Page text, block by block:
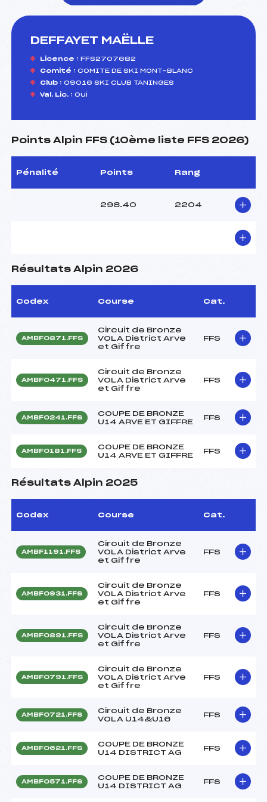
DEFFAYET MAËLLE
Licence : FFS2707682
Comité : COMITE DE SKI MONT-BLANC
Club : 09016 SKI CLUB TANINGES
Val. Lic. : Oui
Points Alpin FFS (10ème liste FFS 2026)
Pénalité Points Rang
298.40 2204
Résultats Alpin 2026
Codex Course Cat.
AMBF0871.FFS
Circuit de Bronze
VOLA District Arve
et Giffre
FFS
AMBF0471.FFS
Circuit de Bronze
VOLA District Arve
et Giffre
FFS
AMBF0241.FFS
COUPE DE BRONZE
U14 ARVE ET GIFFRE
FFS
AMBF0181.FFS
COUPE DE BRONZE
U14 ARVE ET GIFFRE
FFS
Résultats Alpin 2025
Codex Course Cat.
AMBF1191.FFS
Circuit de Bronze
VOLA District Arve
et Giffre
FFS
AMBF0931.FFS
Circuit de Bronze
VOLA District Arve
et Giffre
FFS
AMBF0891.FFS
Circuit de Bronze
VOLA District Arve
et Giffre
FFS
AMBF0791.FFS
Circuit de Bronze
VOLA District Arve
et Giffre
FFS
AMBF0721.FFS
Circuit de Bronze
VOLA U14&U16
FFS
AMBF0621.FFS
COUPE DE BRONZE
U14 DISTRICT AG
FFS
AMBF0571.FFS
COUPE DE BRONZE
U14 DISTRICT AG
FFS